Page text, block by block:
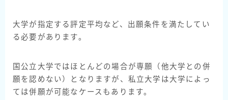
大学が指定する評定平均など、出願条件を満たしてい
る必要があります。
国公立大学ではほとんどの場合が専願（他大学との併
願を認めない）となりますが、私立大学は大学によっ
ては併願が可能なケースもあります。